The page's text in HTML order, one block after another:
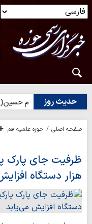
حدیث روز
زائران امام حسین(ع)
صفحه اصلی حوزه علمیه قم
هزار دستگاه